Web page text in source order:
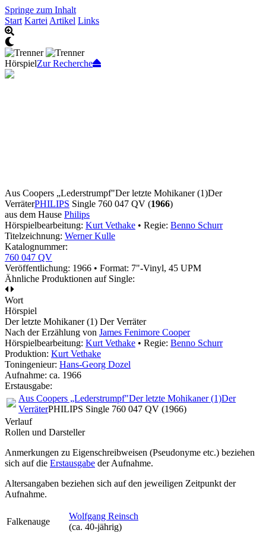
Springe zum Inhalt
Start Kartei Artikel Links
HörspielZur Recherche
Aus Coopers „Lederstrumpf"Der letzte Mohikaner (1)Der
VerräterPHILIPS Single 760 047 QV (1966)
aus dem Hause Philips
Hörspielbearbeitung: Kurt Vethake • Regie: Benno Schurr
Titelzeichnung: Werner Kulle
Katalognummer:
760 047 QV
Veröffentlichung: 1966 • Format: 7"-Vinyl, 45 UPM
Ähnliche Produktionen auf Single:
Wort
Hörspiel
Der letzte Mohikaner (1) Der Verräter
Nach der Erzählung von James Fenimore Cooper
Hörspielbearbeitung: Kurt Vethake • Regie: Benno Schurr
Produktion: Kurt Vethake
Toningenieur: Hans-Georg Dozel
Aufnahme: ca. 1966
Erstausgabe:
Aus Coopers „Lederstrumpf"Der letzte Mohikaner (1)Der
VerräterPHILIPS Single 760 047 QV (1966)
Verlauf
Rollen und Darsteller
Anmerkungen zu Eigenschreibweisen (Pseudonyme etc.) beziehen
sich auf die Erstausgabe der Aufnahme.
Altersangaben beziehen sich auf den jeweiligen Zeitpunkt der
Aufnahme.
Falkenauge
Wolfgang Reinsch
(ca. 40‑jährig)